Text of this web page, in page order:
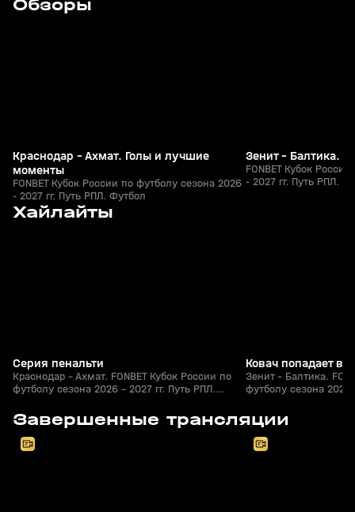
Обзоры
Краснодар - Ахмат. Голы и лучшие
моменты
FONBET Кубок России по футболу сезона 2026
- 2027 гг. Путь РПЛ. Футбол
Зенит - Балтика.
FONBET Кубок
- 2027 гг. Путь РПЛ.
Хайлайты
05 авг, 23:00
Серия пенальти
Краснодар - Ахмат. FONBET Кубок России по
футболу сезона 2026 - 2027 гг. Путь РПЛ.
Ковач попадает в
Зенит - Балтика.
футболу сезона 2026
Завершенные трансляции
05 авг, 20:30